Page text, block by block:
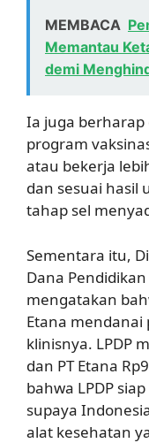
MEMBACA
Memantau
demi
Ia juga
program
atau bekerja
dan sesuai hasil
tahap sel
Sementara itu,
Dana
mengatakan
Etana mendanai
klinisnya. LPDP
dan PT Etana
bahwa LPDP
supaya
alat kesehatan